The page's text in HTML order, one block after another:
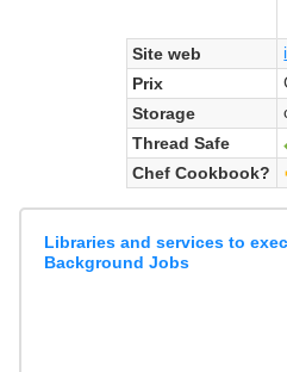
Site web
Prix
Storage
Thread Safe
Chef Cookbook?
Libraries and services to
Background Jobs